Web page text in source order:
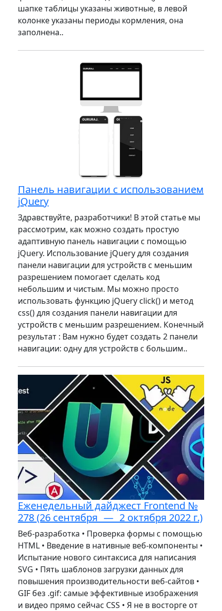
шапке таблицы указаны животные, в левой
колонке указаны периоды кормления, она
заполнена..
Панель навигации с использованием
jQuery
Здравствуйте, разработчики! В этой статье мы
рассмотрим, как можно создать простую
адаптивную панель навигации с помощью
jQuery. Использование jQuery для создания
панели навигации для устройств с меньшим
разрешением помогает сделать код
небольшим и чистым. Мы можно просто
использовать функцию jQuery click() и метод
css() для создания панели навигации для
устройств с меньшим разрешением. Конечный
результат : Вам нужно будет создать 2 панели
навигации: одну для устройств с большим..
Еженедельный дайджест Frontend №
278 (26 сентября — 2 октября 2022 г.)
Веб-разработка • Проверка формы с помощью
HTML • Введение в нативные веб-компоненты •
Испытание нового синтаксиса для написания
SVG • Пять шаблонов загрузки данных для
повышения производительности веб-сайтов •
GIF без .gif: самые эффективные изображения
и видео прямо сейчас CSS • Я не в восторге от